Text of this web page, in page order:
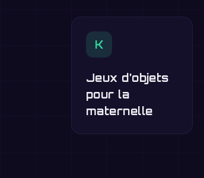
K
Jeux d’objets
pour la
maternelle